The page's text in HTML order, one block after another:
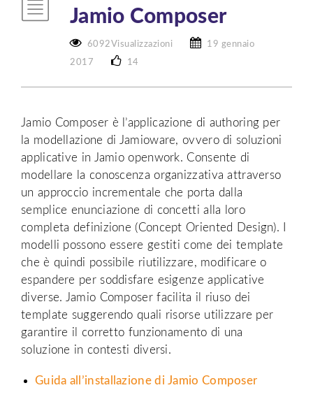
Jamio Composer
6092Visualizzazioni
19 gennaio
2017
14
Jamio Composer è l’applicazione di authoring per
la modellazione di Jamioware, ovvero di soluzioni
applicative in Jamio openwork. Consente di
modellare la conoscenza organizzativa attraverso
un approccio incrementale che porta dalla
semplice enunciazione di concetti alla loro
completa definizione (Concept Oriented Design). I
modelli possono essere gestiti come dei template
che è quindi possibile riutilizzare, modificare o
espandere per soddisfare esigenze applicative
diverse. Jamio Composer facilita il riuso dei
template suggerendo quali risorse utilizzare per
garantire il corretto funzionamento di una
soluzione in contesti diversi.
Guida all’installazione di Jamio Composer